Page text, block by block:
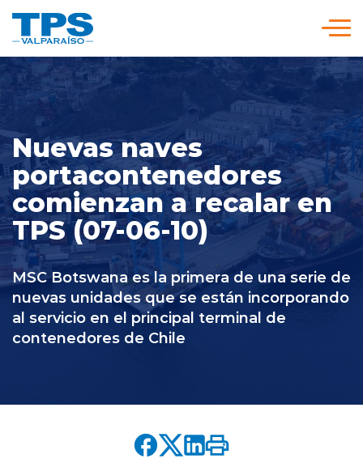
Somos TPS
Nuestra Visión Estratégica
Servicios y Tarifas
Políticas y Procedimientos
Prensa
Nuevas naves
portacontenedores
comienzan a recalar en
TPS (07-06-10)
MSC Botswana es la primera de una serie de
nuevas unidades que se están incorporando
al servicio en el principal terminal de
contenedores de Chile